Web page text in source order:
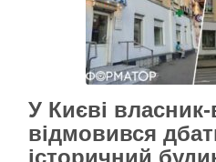
Читати далі
Активісти району
У Києві
відмовився